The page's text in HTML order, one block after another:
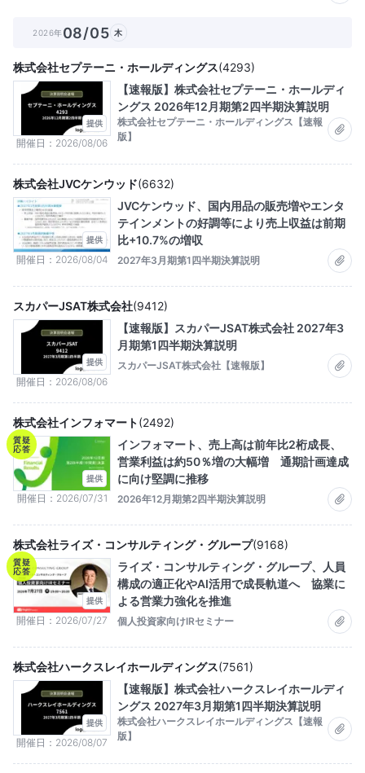
2026年08/05 木
提供
開催日 2026/08/06
株式会社セプテーニ・ホールディングス(4293)
【速報版】株式会社セプテーニ・ホールディ
ングス 2026年12月期第2四半期決算説明
株式会社セプテーニ・ホールディングス【速報
版】
提供
開催日 2026/08/04
株式会社JVCケンウッド(6632)
JVCケンウッド、国内用品の販売増やエンタ
テインメントの好調等により売上収益は前期
比+10.7%の増収
2027年3月期第1四半期決算説明
提供
開催日 2026/08/06
スカパーJSAT株式会社(9412)
【速報版】スカパーJSAT株式会社 2027年3
月期第1四半期決算説明
スカパーJSAT株式会社【速報版】
質疑
応答
提供
開催日 2026/07/31
株式会社インフォマート(2492)
インフォマート、売上高は前年比2桁成長、
営業利益は約50％増の大幅増 通期計画達成
に向け堅調に推移
2026年12月期第2四半期決算説明
質疑
応答
提供
開催日 2026/07/27
株式会社ライズ・コンサルティング・グループ(9168)
ライズ・コンサルティング・グループ、人員
構成の適正化やAI活用で成長軌道へ 協業に
よる営業力強化を推進
個人投資家向けIRセミナー
提供
開催日 2026/08/07
株式会社ハークスレイホールディングス(7561)
【速報版】株式会社ハークスレイホールディ
ングス 2027年3月期第1四半期決算説明
株式会社ハークスレイホールディングス【速報
版】